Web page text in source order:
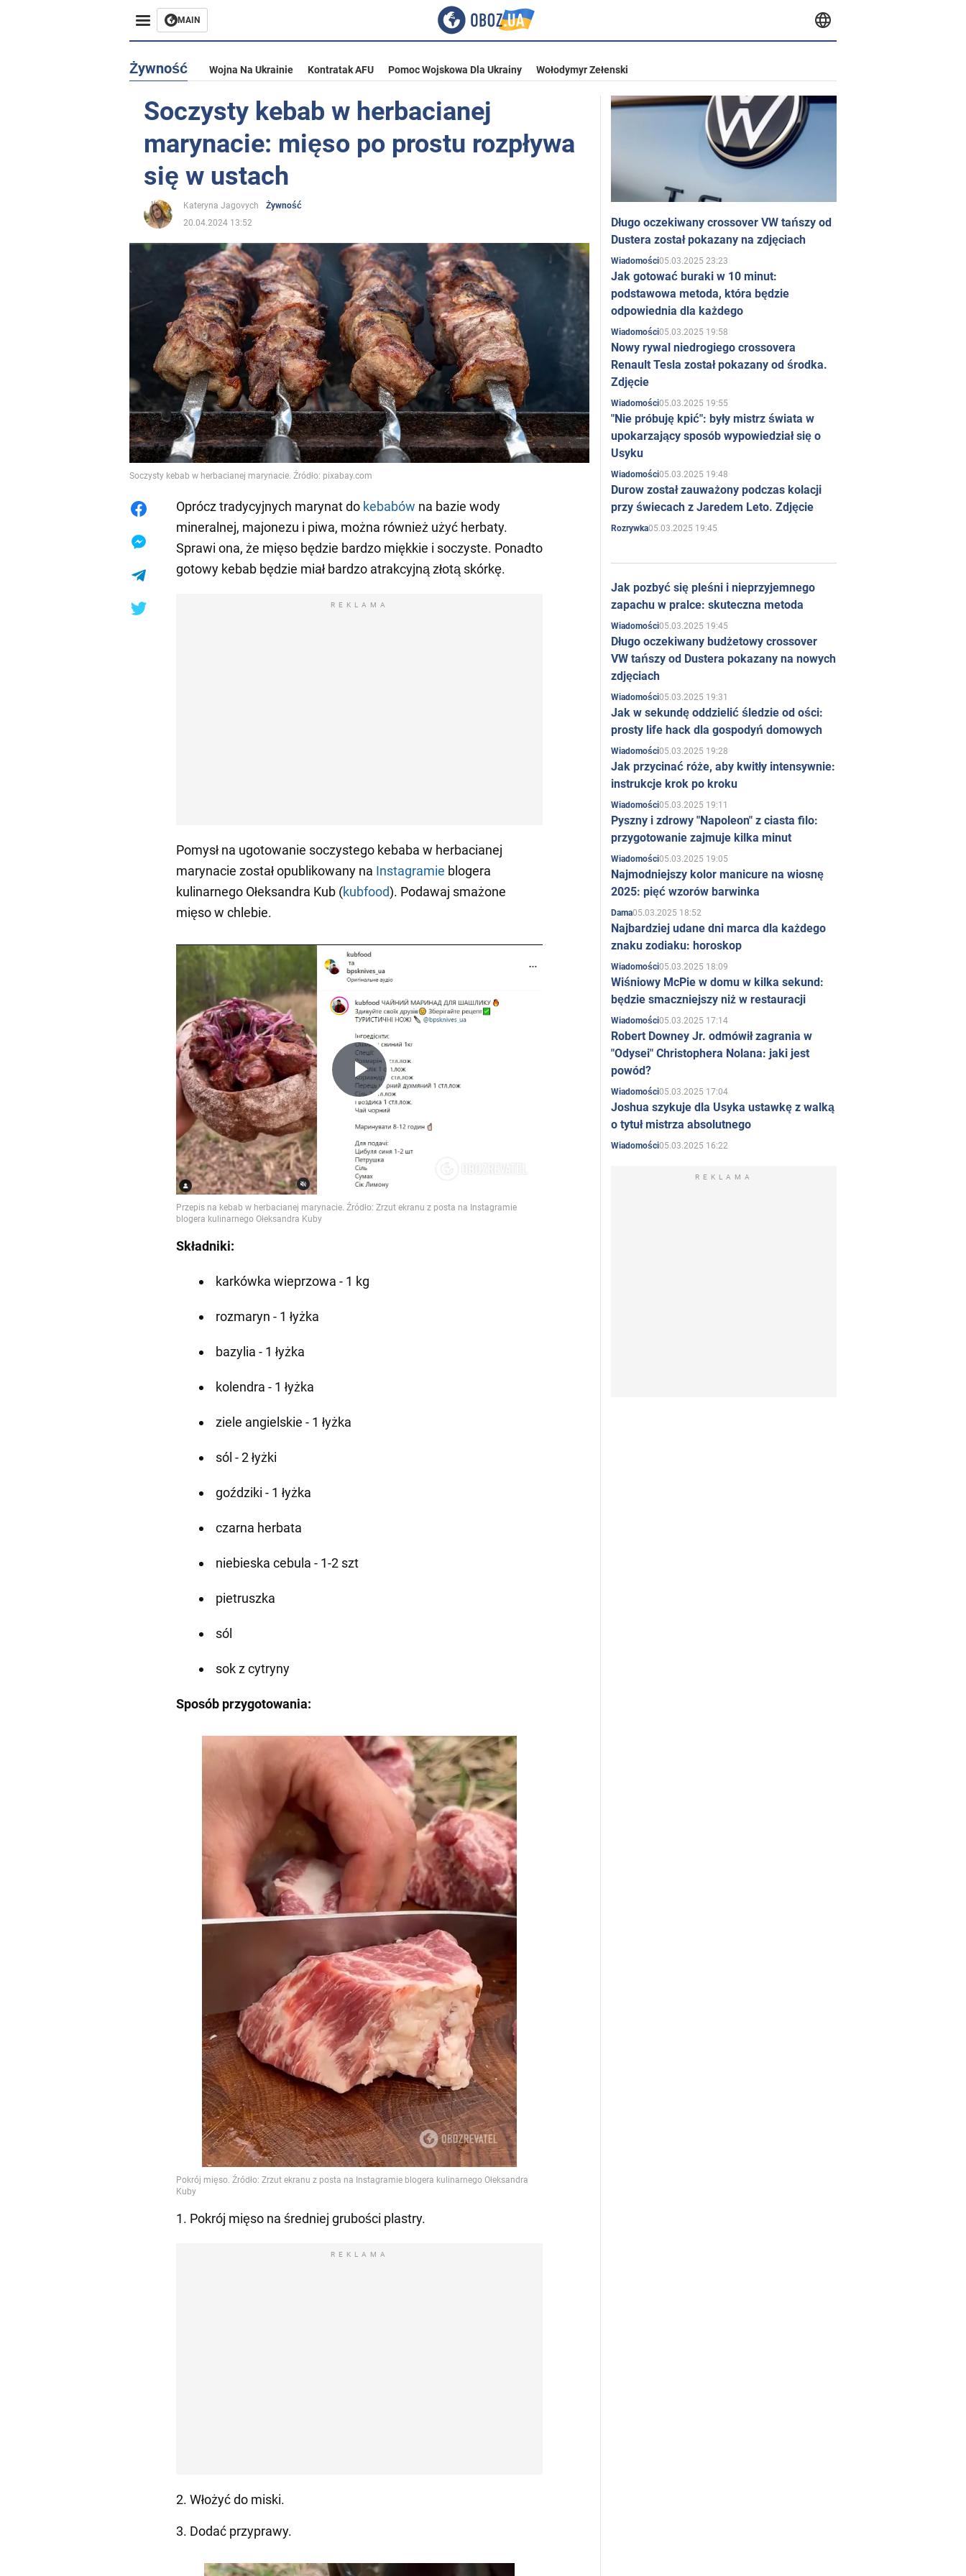
MAIN
Żywność Wojna Na Ukrainie Kontratak AFU Pomoc Wojskowa Dla Ukrainy Wołodymyr Zełenski
Soczysty kebab w herbacianej
marynacie: mięso po prostu rozpływa
się w ustach
Kateryna Jagovych
Żywność
20.04.2024 13:52
Soczysty kebab w herbacianej marynacie. Źródło: pixabay.com
Oprócz tradycyjnych marynat do kebabów na bazie wody
mineralnej, majonezu i piwa, można również użyć herbaty.
Sprawi ona, że mięso będzie bardzo miękkie i soczyste. Ponadto
gotowy kebab będzie miał bardzo atrakcyjną złotą skórkę.
REKLAMA
Pomysł na ugotowanie soczystego kebaba w herbacianej
marynacie został opublikowany na Instagramie blogera
kulinarnego Ołeksandra Kub (kubfood). Podawaj smażone
mięso w chlebie.
Play
Video
Składniki:
karkówka wieprzowa - 1 kg
rozmaryn - 1 łyżka
bazylia - 1 łyżka
kolendra - 1 łyżka
ziele angielskie - 1 łyżka
sól - 2 łyżki
goździki - 1 łyżka
czarna herbata
niebieska cebula - 1-2 szt
pietruszka
sól
sok z cytryny
Sposób przygotowania:
1. Pokrój mięso na średniej grubości plastry.
REKLAMA
2. Włożyć do miski.
3. Dodać przyprawy.
Długo oczekiwany crossover VW tańszy od
Dustera został pokazany na zdjęciach
Wiadomości05.03.2025 23:23
Jak gotować buraki w 10 minut:
podstawowa metoda, która będzie
odpowiednia dla każdego
Wiadomości05.03.2025 19:58
Nowy rywal niedrogiego crossovera
Renault Tesla został pokazany od środka.
Zdjęcie
Wiadomości05.03.2025 19:55
"Nie próbuję kpić": były mistrz świata w
upokarzający sposób wypowiedział się o
Usyku
Wiadomości05.03.2025 19:48
Durow został zauważony podczas kolacji
przy świecach z Jaredem Leto. Zdjęcie
Rozrywka05.03.2025 19:45
Jak pozbyć się pleśni i nieprzyjemnego
zapachu w pralce: skuteczna metoda
Wiadomości05.03.2025 19:45
Długo oczekiwany budżetowy crossover
VW tańszy od Dustera pokazany na nowych
zdjęciach
Wiadomości05.03.2025 19:31
Jak w sekundę oddzielić śledzie od ości:
prosty life hack dla gospodyń domowych
Wiadomości05.03.2025 19:28
Jak przycinać róże, aby kwitły intensywnie:
instrukcje krok po kroku
Wiadomości05.03.2025 19:11
Pyszny i zdrowy "Napoleon" z ciasta filo:
przygotowanie zajmuje kilka minut
Wiadomości05.03.2025 19:05
Najmodniejszy kolor manicure na wiosnę
2025: pięć wzorów barwinka
Dama05.03.2025 18:52
Najbardziej udane dni marca dla każdego
znaku zodiaku: horoskop
Wiadomości05.03.2025 18:09
Wiśniowy McPie w domu w kilka sekund:
będzie smaczniejszy niż w restauracji
Wiadomości05.03.2025 17:14
Robert Downey Jr. odmówił zagrania w
"Odysei" Christophera Nolana: jaki jest
powód?
Wiadomości05.03.2025 17:04
Joshua szykuje dla Usyka ustawkę z walką
o tytuł mistrza absolutnego
Wiadomości05.03.2025 16:22
REKLAMA